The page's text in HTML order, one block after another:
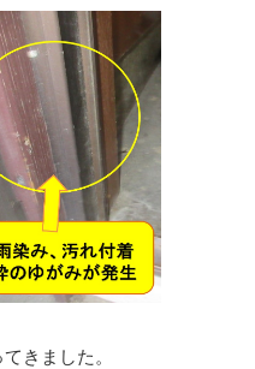
きました。